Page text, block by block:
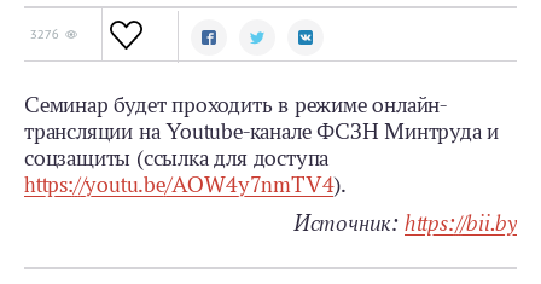
3276
Семинар будет проходить в режиме онлайн-
трансляции на Youtube-канале ФСЗН Минтруда и
соцзащиты (ссылка для доступа
https://youtu.be/AOW4y7nmTV4).
Источник: https://bii.by